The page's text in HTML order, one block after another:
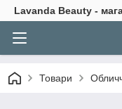
Lavanda Beauty -
Товари